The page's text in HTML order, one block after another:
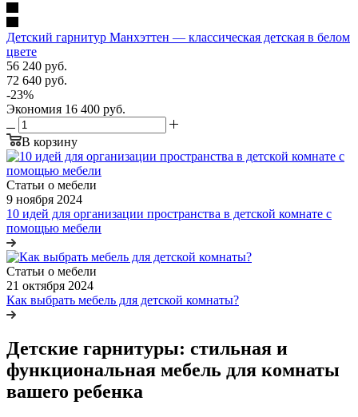
Детский гарнитур Манхэттен — классическая детская в белом
цвете
56 240 руб.
72 640 руб.
-23%
Экономия 16 400 руб.
В корзину
Статьи о мебели
9 ноября 2024
10 идей для организации пространства в детской комнате с
помощью мебели
Статьи о мебели
21 октября 2024
Как выбрать мебель для детской комнаты?
Детские гарнитуры: стильная и
функциональная мебель для комнаты
вашего ребенка